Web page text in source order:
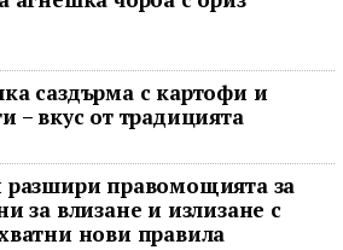
саздърма с картофи и
– вкус от традицията
разшири правомощията за
за влизане и излизане с
нови правила